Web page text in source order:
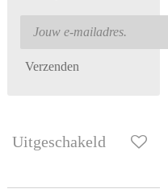
Verzenden
Uitgeschakeld